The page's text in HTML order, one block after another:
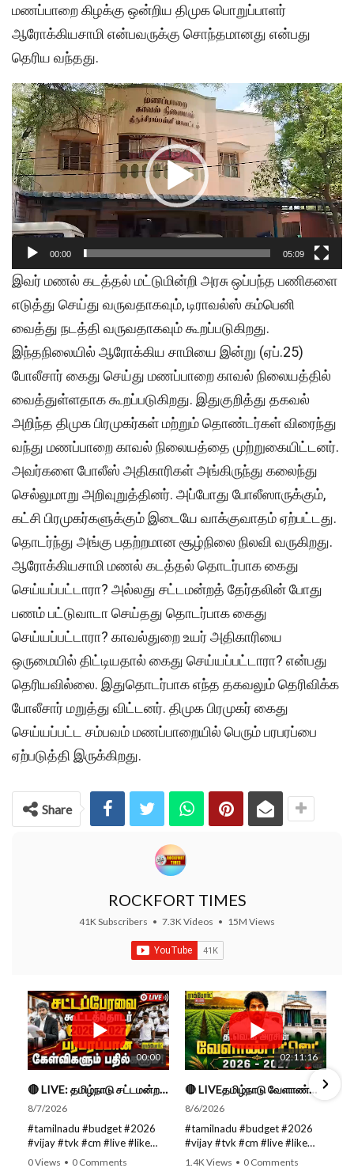
மணப்பாறை கிழக்கு ஒன்றிய திமுக பொறுப்பாளர்
ஆரோக்கியசாமி என்பவருக்கு சொந்தமானது என்பது
தெரிய வந்தது.
Video
Player
00:00 05:09
இவர் மணல் கடத்தல் மட்டுமின்றி அரசு ஒப்பந்த பணிகளை
எடுத்து செய்து வருவதாகவும், டிராவல்ஸ் கம்பெனி
வைத்து நடத்தி வருவதாகவும் கூறப்படுகிறது.
இந்தநிலையில் ஆரோக்கிய சாமியை இன்று (ஏப்.25)
போலீசார் கைது செய்து மணப்பாறை காவல் நிலையத்தில்
வைத்துள்ளதாக கூறப்படுகிறது. இதுகுறித்து தகவல்
அறிந்த திமுக பிரமுகர்கள் மற்றும் தொண்டர்கள் விரைந்து
வந்து மணப்பாறை காவல் நிலையத்தை முற்றுகையிட்டனர்.
அவர்களை போலீஸ் அதிகாரிகள் அங்கிருந்து கலைந்து
செல்லுமாறு அறிவுறுத்தினர். அப்போது போலீஸாருக்கும்,
கட்சி பிரமுகர்களுக்கும் இடையே வாக்குவாதம் ஏற்பட்டது.
தொடர்ந்து அங்கு பதற்றமான சூழ்நிலை நிலவி வருகிறது.
ஆரோக்கியசாமி மணல் கடத்தல் தொடர்பாக கைது
செய்யப்பட்டாரா? அல்லது சட்டமன்றத் தேர்தலின் போது
பணம் பட்டுவாடா செய்தது தொடர்பாக கைது
செய்யப்பட்டாரா? காவல்துறை உயர் அதிகாரியை
ஒருமையில் திட்டியதால் கைது செய்யப்பட்டாரா? என்பது
தெரியவில்லை. இதுதொடர்பாக எந்த தகவலும் தெரிவிக்க
போலீசார் மறுத்து விட்டனர். திமுக பிரமுகர் கைது
செய்யப்பட்ட சம்பவம் மணப்பாறையில் பெரும் பரபரப்பை
ஏற்படுத்தி இருக்கிறது.
Share
ROCKFORT TIMES
41K Subscribers • 7.3K Videos • 15M Views
00:00
🔴 LIVE: தமிழ்நாடு சட்டமன்றப் பேரவை கூட்டத்தொடர் - நிதிநிலை அறிக்கை மீது விவாதம் #live #budget #video
8/7/2026
#tamilnadu #budget #2026
#vijay #tvk #cm #live #like
#viral #nowtrending #video
0 Views • 0 Comments
02:11:16
🔴 LIVEதமிழ்நாடு வேளாண்மை நிதிநிலை அறிக்கை - 2026-27 |TN Agriculture Budget #live #budget #video #cm
8/6/2026
#tamilnadu #budget #2026
#vijay #tvk #cm #live #like
#viral #nowtrending #video
1.4K Views • 0 Comments